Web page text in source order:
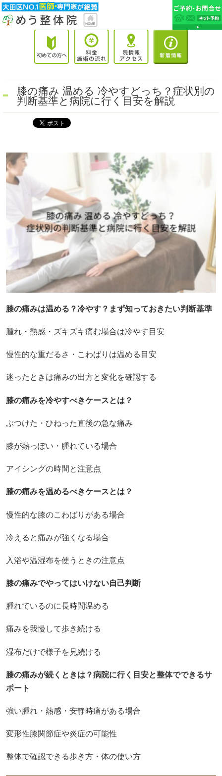
膝の痛み 温める 冷やすどっち？症状別の
判断基準と病院に行く目安を解説
膝の痛みは温める？冷やす？まず知っておきたい判断基準
腫れ・熱感・ズキズキ痛む場合は冷やす目安
慢性的な重だるさ・こわばりは温める目安
迷ったときは痛みの出方と変化を確認する
膝の痛みを冷やすべきケースとは？
ぶつけた・ひねった直後の急な痛み
膝が熱っぽい・腫れている場合
アイシングの時間と注意点
膝の痛みを温めるべきケースとは？
慢性的な膝のこわばりがある場合
冷えると痛みが強くなる場合
入浴や温湿布を使うときの注意点
膝の痛みでやってはいけない自己判断
腫れているのに長時間温める
痛みを我慢して歩き続ける
湿布だけで様子を見続ける
膝の痛みが続くときは？病院に行く目安と整体でできるサ
ポート
強い腫れ・熱感・安静時痛がある場合
変形性膝関節症や炎症の可能性
整体で確認できる歩き方・体の使い方